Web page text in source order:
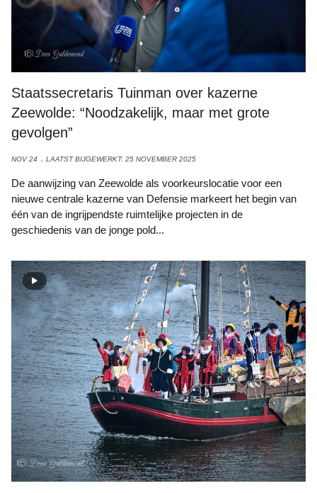
Staatssecretaris Tuinman over kazerne
Zeewolde: “Noodzakelijk, maar met grote
gevolgen”
NOV 24 LAATST BIJGEWERKT: 25 NOVEMBER 2025
De aanwijzing van Zeewolde als voorkeurslocatie voor een
nieuwe centrale kazerne van Defensie markeert het begin van
één van de ingrijpendste ruimtelijke projecten in de
geschiedenis van de jonge pold...